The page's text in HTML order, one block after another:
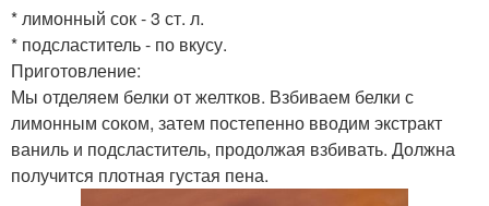
* лимонный сок - 3 ст. л.
* подсластитель - по вкусу.
Приготовление:
Мы отделяем белки от желтков. Взбиваем белки с
лимонным соком, затем постепенно вводим экстракт
ваниль и подсластитель, продолжая взбивать. Должна
получится плотная густая пена.